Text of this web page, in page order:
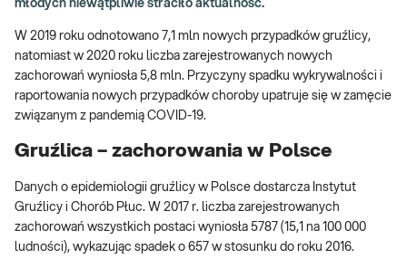
młodych niewątpliwie straciło aktualność.
W 2019 roku odnotowano 7,1 mln nowych przypadków gruźlicy,
natomiast w 2020 roku liczba zarejestrowanych nowych
zachorowań wyniosła 5,8 mln. Przyczyny spadku wykrywalności i
raportowania nowych przypadków choroby upatruje się w zamęcie
związanym z pandemią COVID-19.
Gruźlica – zachorowania w Polsce
Danych o epidemiologii gruźlicy w Polsce dostarcza Instytut
Gruźlicy i Chorób Płuc. W 2017 r. liczba zarejestrowanych
zachorowań wszystkich postaci wyniosła 5787 (15,1 na 100 000
ludności), wykazując spadek o 657 w stosunku do roku 2016.